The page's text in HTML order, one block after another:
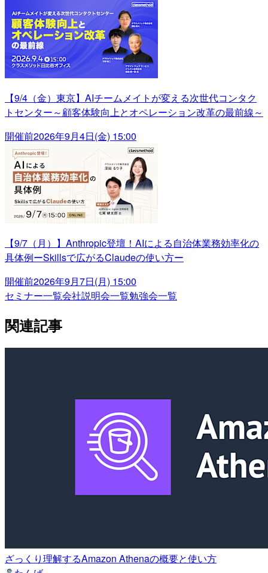
【9/4（金）東京】AIチームメイトが変える次世代コンタク
トセンター～顧客体験向上とオペレーション改革の最前線～
開催前2026年9月4日(金) 15:00
【9/7（月）】Anthropic登壇！AIによる自治体業務効率化の
具体例ーSkillsで広がるClaudeの使い方ー
開催前2026年9月7日(月) 15:00
セミナー一覧会社説明会一覧勉強会一覧
関連記事
ざっくり理解するAmazon Athenaの概要と使い方